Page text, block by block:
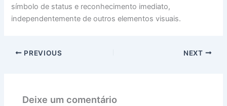
símbolo de status e reconhecimento imediato,
independentemente de outros elementos visuais.
PREVIOUS NEXT
Deixe um comentário